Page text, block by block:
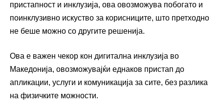
пристапност и инклузија, ова овозможува побогато и
поинклузивно искуство за корисниците, што претходно
не беше можно со другите решенија.
Ова е важен чекор кон дигитална инклузија во
Македонија, овозможувајќи еднаков пристап до
апликации, услуги и комуникација за сите, без разлика
на физичките можности.